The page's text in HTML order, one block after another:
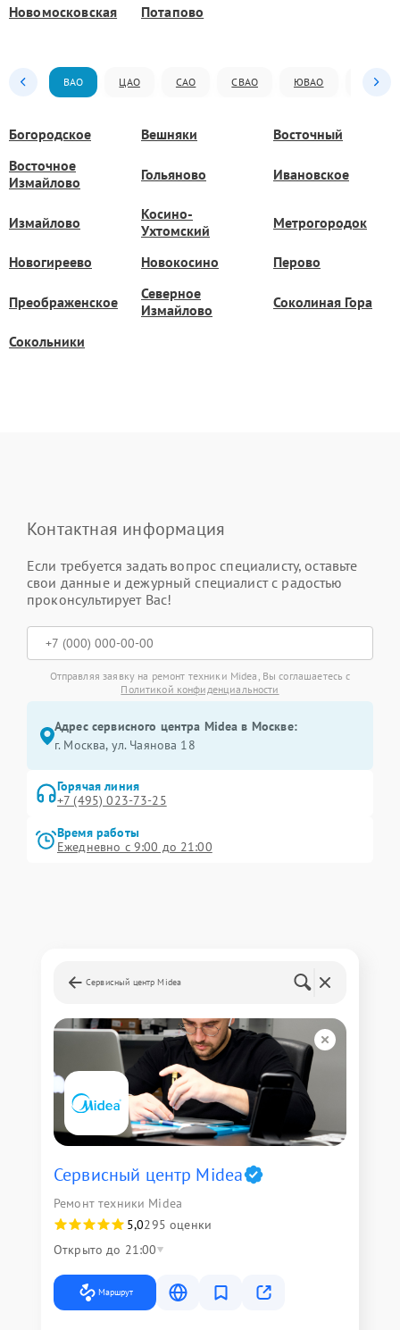
Новомосковская Потапово
ВАО ЦАО САО СВАО ЮВАО ЮАО
Богородское Вешняки
Восточный
Восточное
Измайлово
Гольяново Ивановское
Измайлово
Косино-
Ухтомский
Метрогородок
Новогиреево Новокосино Перово
Преображенское
Северное
Измайлово
Соколиная Гора
Сокольники
Контактная информация
Если требуется задать вопрос специалисту, оставьте
свои данные и дежурный специалист с радостью
проконсультирует Вас!
Отправляя заявку на ремонт техники Midea, Вы соглашаетесь с
Политикой конфиденциальности
Адрес сервисного центра Midea в Москве:
г. Москва, ул. Чаянова 18
Горячая линия
+7 (495) 023-73-25
Время работы
Ежедневно с 9:00 до 21:00
Сервисный центр Midea
Сервисный центр Midea
Ремонт техники Midea
5,0295 оценки
Открыто до 21:00
Маршрут